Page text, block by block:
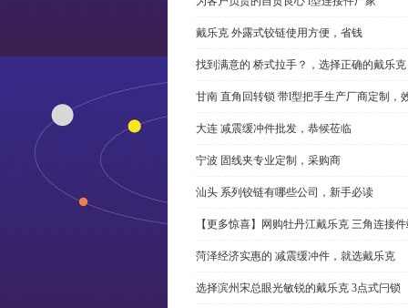
戴乐克 外露式铰链使用方便，省钱
找到满意的 桥式拉手？，选择正确的戴乐克
甘南 直角回转锁 带l型把手生产厂商定制，
大连 减震缓冲件批发，恭候莅临
宁波 固线夹专业定制，采购商
汕头 系列铰链有哪些公司，新手必读
【更多惊喜】网购牡丹江戴乐克 三角连接
菏泽经济实惠的 减震缓冲件，就选戴乐克
选择滨州宋总眼光敏锐的戴乐克 3点式闩锁